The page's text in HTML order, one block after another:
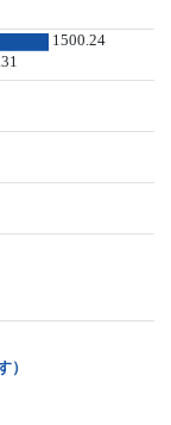
1500.24
）